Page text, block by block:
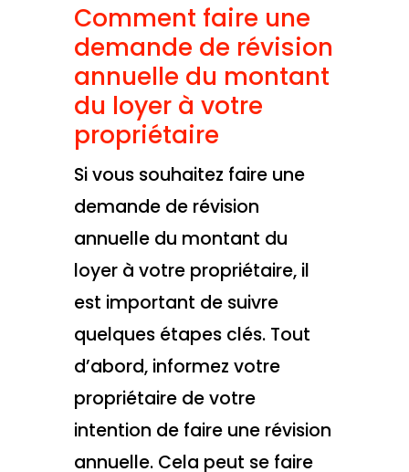
Comment faire une
demande de révision
annuelle du montant
du loyer à votre
propriétaire
Si vous souhaitez faire une
demande de révision
annuelle du montant du
loyer à votre propriétaire, il
est important de suivre
quelques étapes clés. Tout
d’abord, informez votre
propriétaire de votre
intention de faire une révision
annuelle. Cela peut se faire